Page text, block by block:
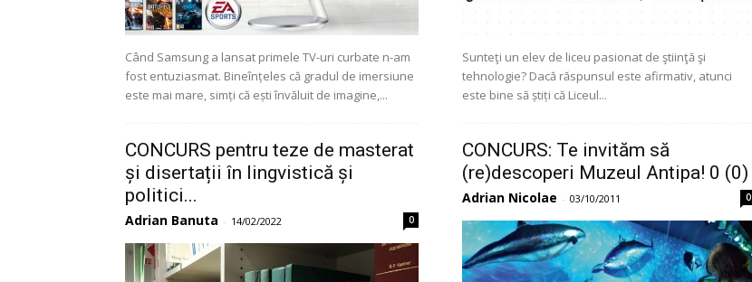
Când Samsung a lansat primele TV-uri curbate n-am
fost entuziasmat. Bineînțeles că gradul de imersiune
este mai mare, simți că ești învăluit de imagine,...
Sunteţi un elev de liceu pasionat de ştiinţă şi
tehnologie? Dacă răspunsul este afirmativ, atunci
este bine să știți că Liceul...
CONCURS pentru teze de masterat
și disertații în lingvistică și
politici...
Adrian Banuta - 14/02/2022 0
CONCURS: Te invităm să
(re)descoperi Muzeul Antipa! 0 (0)
Adrian Nicolae - 03/10/2011 0